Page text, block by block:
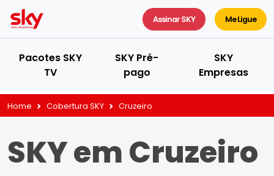
Assinar SKY Me Ligue
Pacotes SKY
TV
SKY Pré-
pago
SKY
Empresas
Home Cobertura SKY Cruzeiro
SKY em Cruzeiro